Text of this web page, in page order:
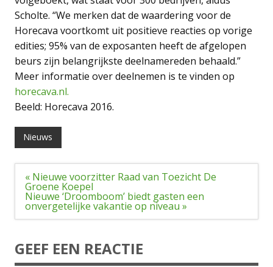
Scholte. “We merken dat de waardering voor de
Horecava voortkomt uit positieve reacties op vorige
edities; 95% van de exposanten heeft de afgelopen
beurs zijn belangrijkste deelnamereden behaald.”
Meer informatie over deelnemen is te vinden op
horecava.nl.
Beeld: Horecava 2016.
Nieuws
Bericht
navigatie
« Nieuwe voorzitter Raad van Toezicht De
Groene Koepel
Nieuwe ‘Droomboom’ biedt gasten een
onvergetelijke vakantie op niveau »
GEEF EEN REACTIE